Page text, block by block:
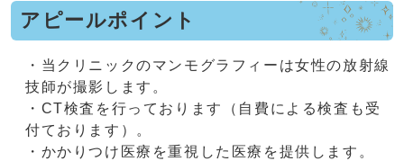
アピールポイント
・当クリニックのマンモグラフィーは女性の放射線
技師が撮影します。
・CT検査を行っております（自費による検査も受
付ております）。
・かかりつけ医療を重視した医療を提供します。